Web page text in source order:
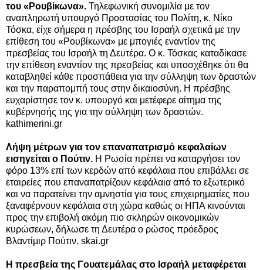
του «Ρουβίκωνα». Τηλεφωνική συνομιλία με τον
αναπληρωτή υπουργό Προστασίας του Πολίτη, κ. Νίκο
Τόσκα, είχε σήμερα η πρέσβης του Ισραήλ σχετικά με την
επίθεση του «Ρουβίκωνα» με μπογιές εναντίον της
πρεσβείας του Ισραήλ τη Δευτέρα. Ο κ. Τόσκας καταδίκασε
την επίθεση εναντίον της πρεσβείας και υποσχέθηκε ότι θα
καταβληθεί κάθε προσπάθεια για την σύλληψη των δραστών
και την παραπομπή τους στην δικαιοσύνη. Η πρέσβης
ευχαρίστησε τον κ. υπουργό και μετέφερε αίτημα της
κυβέρνησής της για την σύλληψη των δραστών.
kathimerini.gr
Λήψη μέτρων για τον επαναπατρισμό κεφαλαίων
εισηγείται ο Πούτιν. Η Ρωσία πρέπει να καταργήσει τον
φόρο 13% επί των κερδών από κεφάλαια που επιβάλλει σε
εταιρείες που επαναπατρίζουν κεφάλαια από το εξωτερικό
και να παρατείνει την αμνηστία για τους επιχειρηματίες που
ξαναφέρνουν κεφάλαια στη χώρα καθώς οι ΗΠΑ κινούνται
προς την επιβολή ακόμη πιο σκληρών οικονομικών
κυρώσεων, δήλωσε τη Δευτέρα ο ρώσος πρόεδρος
Βλαντίμιρ Πούτιν. skai.gr
Η πρεσβεία της Γουατεμάλας στο Ισραήλ μεταφέρεται